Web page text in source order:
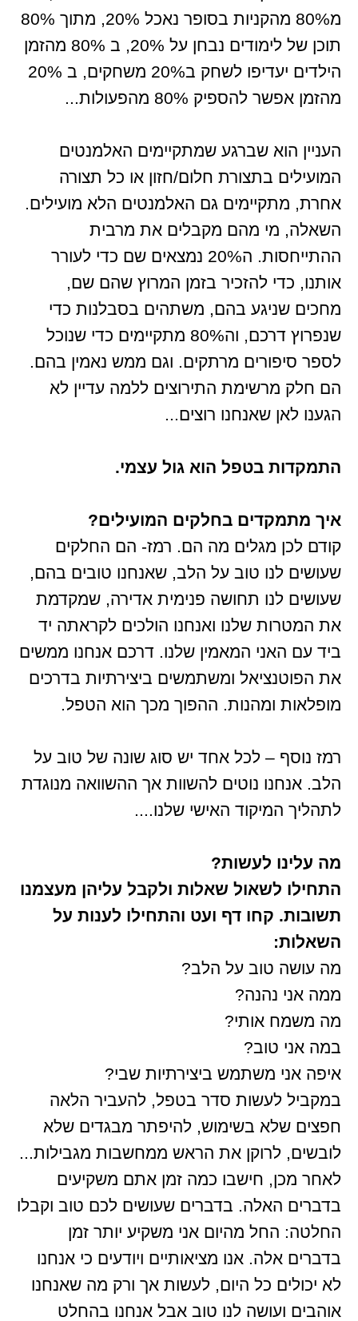
מ80% מהקניות בסופר נאכל 20%, מתוך 80%
תוכן של לימודים נבחן על 20%, ב 80% מהזמן
הילדים יעדיפו לשחק ב20% משחקים, ב 20%
מהזמן אפשר להספיק 80% מהפעולות...
העניין הוא שברגע שמתקיימים האלמנטים
המועילים בתצורת חלום/חזון או כל תצורה
אחרת, מתקיימים גם האלמנטים הלא מועילים.
השאלה, מי מהם מקבלים את מרבית
ההתייחסות. ה20% נמצאים שם כדי לעורר
אותנו, כדי להזכיר בזמן המרוץ שהם שם,
מחכים שניגע בהם, משתהים בסבלנות כדי
שנפרוץ דרכם, וה80% מתקיימים כדי שנוכל
לספר סיפורים מרתקים. וגם ממש נאמין בהם.
הם חלק מרשימת התירוצים ללמה עדיין לא
הגענו לאן שאנחנו רוצים...
התמקדות בטפל הוא גול עצמי.
איך מתמקדים בחלקים המועילים?
קודם לכן מגלים מה הם. רמז- הם החלקים
שעושים לנו טוב על הלב, שאנחנו טובים בהם,
שעושים לנו תחושה פנימית אדירה, שמקדמת
את המטרות שלנו ואנחנו הולכים לקראתה יד
ביד עם האני המאמין שלנו. דרכם אנחנו ממשים
את הפוטנציאל ומשתמשים ביצירתיות בדרכים
מופלאות ומהנות. ההפוך מכך הוא הטפל.
רמז נוסף – לכל אחד יש סוג שונה של טוב על
הלב. אנחנו נוטים להשוות אך ההשוואה מנוגדת
לתהליך המיקוד האישי שלנו....
מה עלינו לעשות?
התחילו לשאול שאלות ולקבל עליהן מעצמנו
תשובות. קחו דף ועט והתחילו לענות על
השאלות:
מה עושה טוב על הלב?
ממה אני נהנה?
מה משמח אותי?
במה אני טוב?
איפה אני משתמש ביצירתיות שבי?
במקביל לעשות סדר בטפל, להעביר הלאה
חפצים שלא בשימוש, להיפתר מבגדים שלא
לובשים, לרוקן את הראש ממחשבות מגבילות...
לאחר מכן, חישבו כמה זמן אתם משקיעים
בדברים האלה. בדברים שעושים לכם טוב וקבלו
החלטה: החל מהיום אני משקיע יותר זמן
בדברים אלה. אנו מציאותיים ויודעים כי אנחנו
לא יכולים כל היום, לעשות אך ורק מה שאנחנו
אוהבים ועושה לנו טוב אבל אנחנו בהחלט